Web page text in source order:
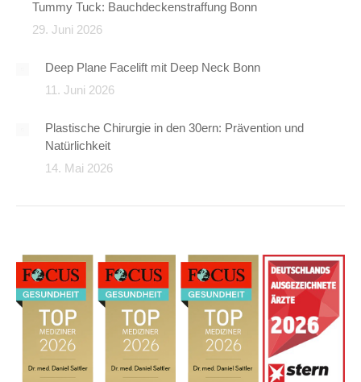
Tummy Tuck: Bauchdeckenstraffung Bonn
29. Juni 2026
Deep Plane Facelift mit Deep Neck Bonn
11. Juni 2026
Plastische Chirurgie in den 30ern: Prävention und
Natürlichkeit
14. Mai 2026